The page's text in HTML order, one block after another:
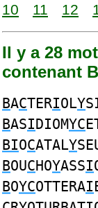
10
11 12
Il y a 28
contenant
BACTERIOLY
BASIDIOMYC
BIOCATALY
BOUCHOYASSI
BOYCOTTERAI